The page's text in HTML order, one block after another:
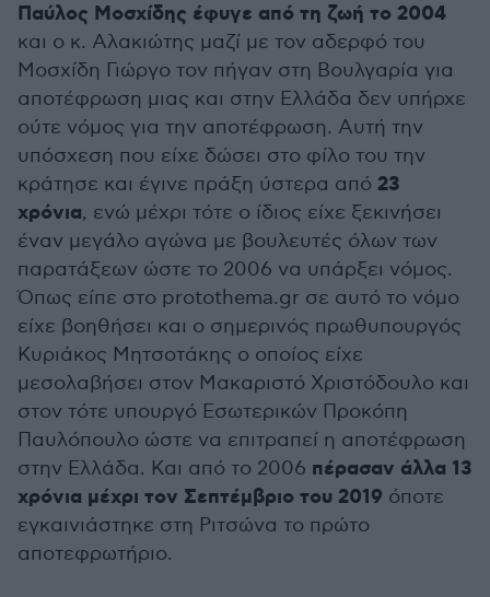
Παύλος Μοσχίδης έφυγε από τη ζωή το 2004
και ο κ. Αλακιώτης μαζί με τον αδερφό του
Μοσχίδη Γιώργο τον πήγαν στη Βουλγαρία για
αποτέφρωση μιας και στην Ελλάδα δεν υπήρχε
ούτε νόμος για την αποτέφρωση. Αυτή την
υπόσχεση που είχε δώσει στο φίλο του την
κράτησε και έγινε πράξη ύστερα από 23
χρόνια, ενώ μέχρι τότε ο ίδιος είχε ξεκινήσει
έναν μεγάλο αγώνα με βουλευτές όλων των
παρατάξεων ώστε το 2006 να υπάρξει νόμος.
Όπως είπε στο protothema.gr σε αυτό το νόμο
είχε βοηθήσει και ο σημερινός πρωθυπουργός
Κυριάκος Μητσοτάκης ο οποίος είχε
μεσολαβήσει στον Μακαριστό Χριστόδουλο και
στον τότε υπουργό Εσωτερικών Προκόπη
Παυλόπουλο ώστε να επιτραπεί η αποτέφρωση
στην Ελλάδα. Και από το 2006 πέρασαν άλλα 13
χρόνια μέχρι τον Σεπτέμβριο του 2019 όποτε
εγκαινιάστηκε στη Ριτσώνα το πρώτο
αποτεφρωτήριο.